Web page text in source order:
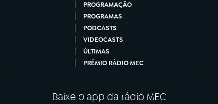
PROGRAMAÇÃO
PROGRAMAS
PODCASTS
VIDEOCASTS
ÚLTIMAS
PRÊMIO RÁDIO MEC
Baixe o app da rádio MEC